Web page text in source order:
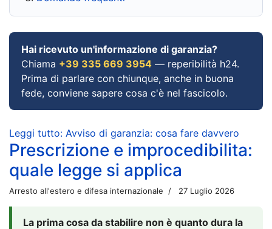
Hai ricevuto un'informazione di garanzia?
Chiama +39 335 669 3954 — reperibilità h24.
Prima di parlare con chiunque, anche in buona
fede, conviene sapere cosa c'è nel fascicolo.
Leggi tutto: Avviso di garanzia: cosa fare davvero
Prescrizione e improcedibilita:
quale legge si applica
Arresto all'estero e difesa internazionale 27 Luglio 2026
La prima cosa da stabilire non è quanto dura la